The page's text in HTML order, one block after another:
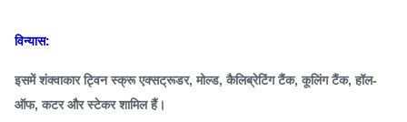
विन्यास:
इसमें शंक्वाकार ट्विन स्क्रू एक्सट्रूडर, मोल्ड, कैलिब्रेटिंग टैंक, कूलिंग टैंक, हॉल-
ऑफ, कटर और स्टेकर शामिल हैं।